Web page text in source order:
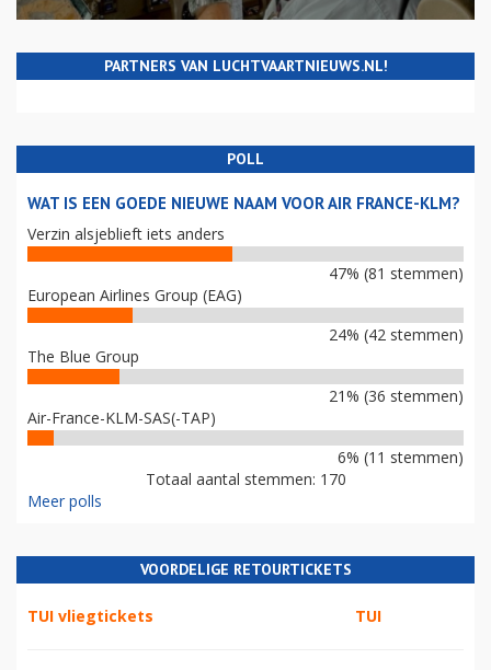
PARTNERS VAN LUCHTVAARTNIEUWS.NL!
POLL
WAT IS EEN GOEDE NIEUWE NAAM VOOR AIR FRANCE-KLM?
Verzin alsjeblieft iets anders
47% (81 stemmen)
European Airlines Group (EAG)
24% (42 stemmen)
The Blue Group
21% (36 stemmen)
Air-France-KLM-SAS(-TAP)
6% (11 stemmen)
Totaal aantal stemmen: 170
Meer polls
VOORDELIGE RETOURTICKETS
TUI vliegtickets TUI